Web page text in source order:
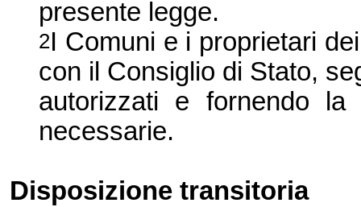
presente legge.
2I Comuni e i proprietari
con il Consiglio di Stato,
autorizzati e fornendo la
necessarie.
Disposizione transitoria